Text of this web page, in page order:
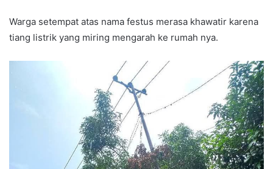
Warga setempat atas nama festus merasa khawatir karena
tiang listrik yang miring mengarah ke rumah nya.